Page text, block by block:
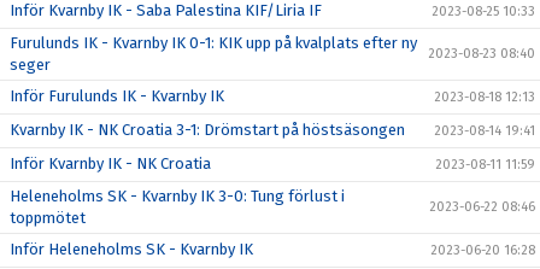
Inför Kvarnby IK - Saba Palestina KIF/Liria IF 2023-08-25 10:33
Furulunds IK - Kvarnby IK 0-1: KIK upp på kvalplats efter ny
seger
2023-08-23 08:40
Inför Furulunds IK - Kvarnby IK 2023-08-18 12:13
Kvarnby IK - NK Croatia 3-1: Drömstart på höstsäsongen 2023-08-14 19:41
Inför Kvarnby IK - NK Croatia 2023-08-11 11:59
Heleneholms SK - Kvarnby IK 3-0: Tung förlust i
toppmötet
2023-06-22 08:46
Inför Heleneholms SK - Kvarnby IK 2023-06-20 16:28